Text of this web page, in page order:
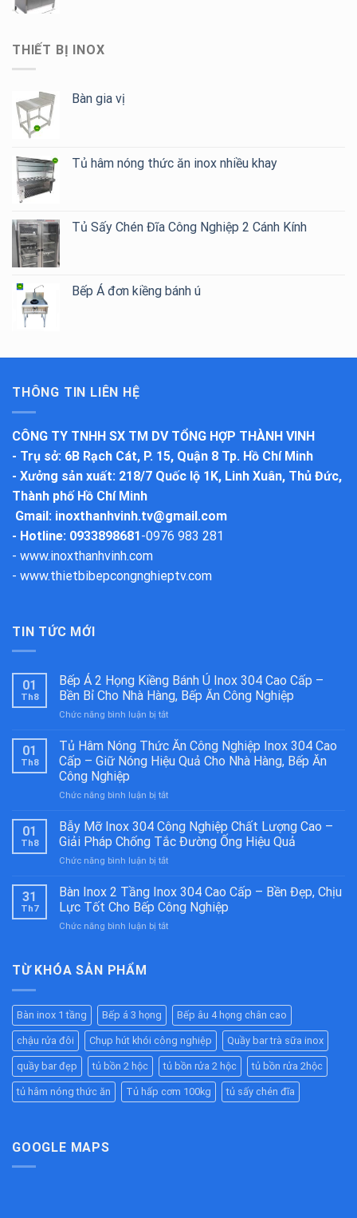
THIẾT BỊ INOX
Bàn gia vị
Tủ hâm nóng thức ăn inox nhiều khay
Tủ Sấy Chén Đĩa Công Nghiệp 2 Cánh Kính
Bếp Á đơn kiềng bánh ú
THÔNG TIN LIÊN HỆ
CÔNG TY TNHH SX TM DV TỔNG HỢP THÀNH VINH
- Trụ sở: 6B Rạch Cát, P. 15, Quận 8 Tp. Hồ Chí Minh
- Xưởng sản xuất: 218/7 Quốc lộ 1K, Linh Xuân, Thủ Đức,
Thành phố Hồ Chí Minh
Gmail: inoxthanhvinh.tv@gmail.com
- Hotline: 0933898681-0976 983 281
- www.inoxthanhvinh.com
- www.thietbibepcongnghieptv.com
TIN TỨC MỚI
01
Th8
Bếp Á 2 Họng Kiềng Bánh Ú Inox 304 Cao Cấp –
Bền Bỉ Cho Nhà Hàng, Bếp Ăn Công Nghiệp
Chức năng bình luận bị tắtở
Á
2
Họng
Bánh
Inox
304
Cấp
Bền
Bỉ
Nhà
01
Th8
Tủ Hâm Nóng Thức Ăn Công Nghiệp Inox 304 Cao
Cấp – Giữ Nóng Hiệu Quả Cho Nhà Hàng, Bếp Ăn
Công Nghiệp
Chức năng bình luận bị tắtở
Hâm
Nóng
Thức
Ăn
Nghiệp
Inox
304
Cao
Quả
Cho
Nhà
Hàng,
Bếp
Ăn
Công
01
Th8
Bẫy Mỡ Inox 304 Công Nghiệp Chất Lượng Cao –
Giải Pháp Chống Tắc Đường Ống Hiệu Quả
Chức năng bình luận bị tắtở
Mỡ
Inox
304
Công
Giải
Pháp
Chống
Tắc
Đường
Ống
Hiệu
Quả
31
Th7
Bàn Inox 2 Tầng Inox 304 Cao Cấp – Bền Đẹp, Chịu
Lực Tốt Cho Bếp Công Nghiệp
Chức năng bình luận bị tắtở
304
Cao
Cấp
–
Bền
Đẹp,
Chịu
Lực
TỪ KHÓA SẢN PHẨM
Bàn inox 1 tầng Bếp á 3 họng Bếp âu 4 họng chân cao
chậu rửa đôi Chụp hút khói công nghiệp Quầy bar trà sữa inox
quầy bar đẹp tủ bồn 2 hộc tủ bồn rửa 2 hộc tủ bồn rửa 2hộc
tủ hâm nóng thức ăn Tủ hấp cơm 100kg tủ sấy chén đĩa
GOOGLE MAPS